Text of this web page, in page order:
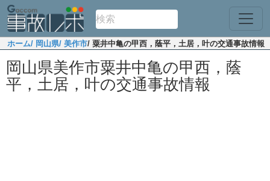
ホーム/ 岡山県/ 美作市/ 粟井中亀の甲西，蔭平，土居，叶の交通事故情報
岡山県美作市粟井中亀の甲西，蔭
平，土居，叶の交通事故情報